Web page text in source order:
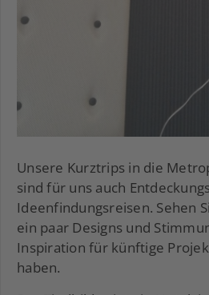
Unsere Kurztrips in die
sind für uns auch
Ideenfindungsreisen. Sehen
ein paar Designs und
Inspiration für künftige
haben.